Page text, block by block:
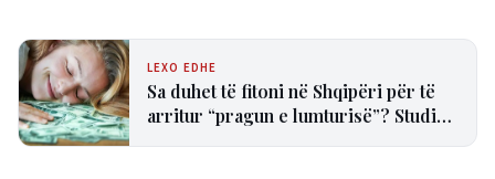
LEXO EDHE
Sa duhet të fitoni në Shqipëri për të
arritur “pragun e lumturisë”? Studimi